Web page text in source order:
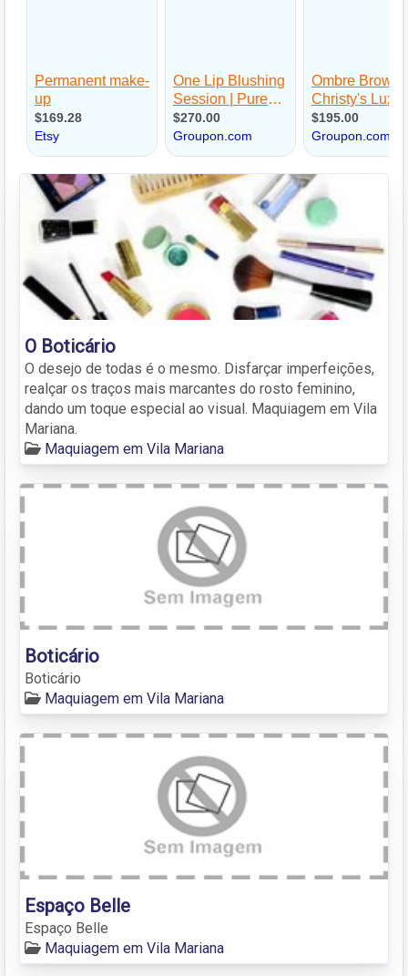
O Boticário
O desejo de todas é o mesmo. Disfarçar imperfeições,
realçar os traços mais marcantes do rosto feminino,
dando um toque especial ao visual. Maquiagem em Vila
Mariana.
Maquiagem em Vila Mariana
Boticário
Boticário
Maquiagem em Vila Mariana
Espaço Belle
Espaço Belle
Maquiagem em Vila Mariana